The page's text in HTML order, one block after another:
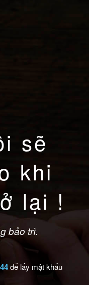
sẽ
khi
lại !
bảo trì.
để lấy mật khẩu